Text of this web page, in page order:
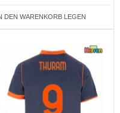
DEN WARENKORB LEGEN